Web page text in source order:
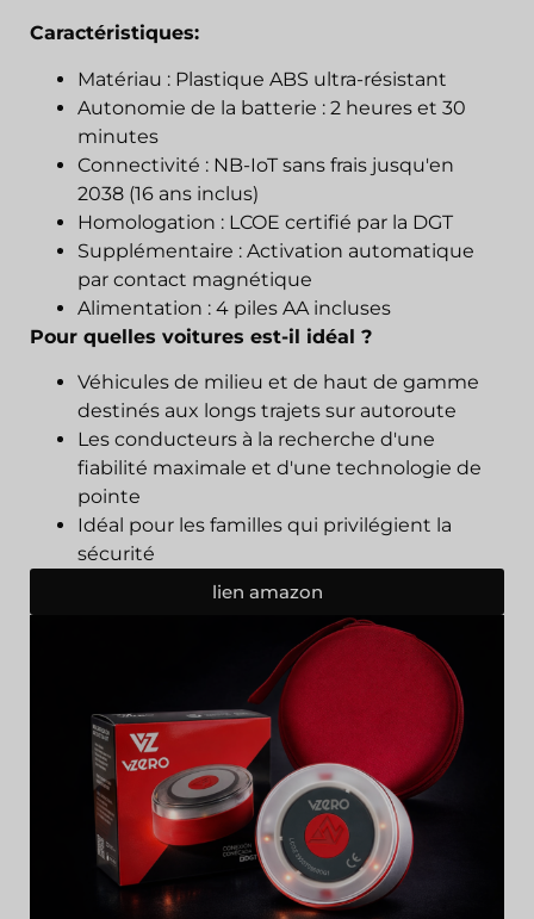
Caractéristiques:
Matériau : Plastique ABS ultra-résistant
Autonomie de la batterie : 2 heures et 30
minutes
Connectivité : NB-IoT sans frais jusqu'en
2038 (16 ans inclus)
Homologation : LCOE certifié par la DGT
Supplémentaire : Activation automatique
par contact magnétique
Alimentation : 4 piles AA incluses
Pour quelles voitures est-il idéal ?
Véhicules de milieu et de haut de gamme
destinés aux longs trajets sur autoroute
Les conducteurs à la recherche d'une
fiabilité maximale et d'une technologie de
pointe
Idéal pour les familles qui privilégient la
sécurité
lien amazon